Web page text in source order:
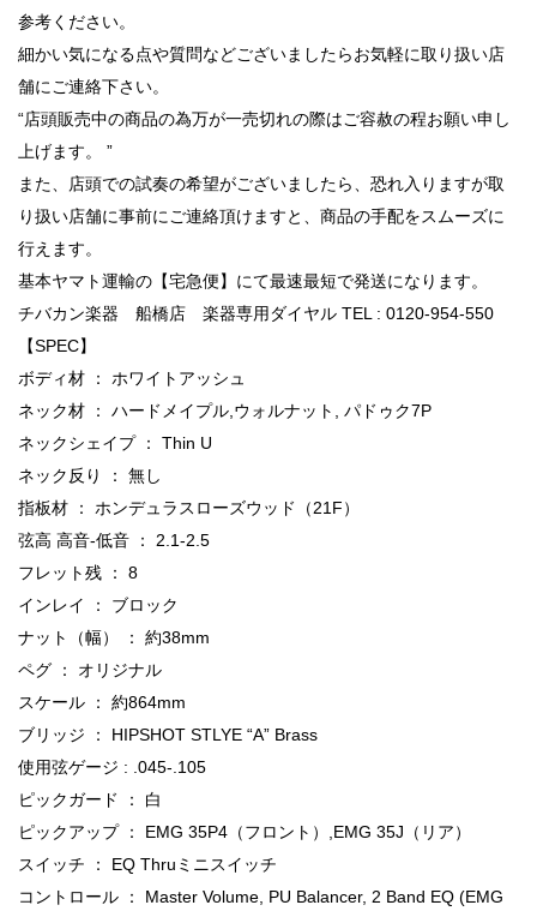
参考ください。
細かい気になる点や質問などございましたらお気軽に取り扱い店
舗にご連絡下さい。
“店頭販売中の商品の為万が一売切れの際はご容赦の程お願い申し
上げます。 ”
また、店頭での試奏の希望がございましたら、恐れ入りますが取
り扱い店舗に事前にご連絡頂けますと、商品の手配をスムーズに
行えます。
基本ヤマト運輸の【宅急便】にて最速最短で発送になります。
チバカン楽器 船橋店 楽器専用ダイヤル TEL : 0120-954-550
【SPEC】
ボディ材 ： ホワイトアッシュ
ネック材 ： ハードメイプル,ウォルナット, パドゥク7P
ネックシェイプ ： Thin U
ネック反り ： 無し
指板材 ： ホンデュラスローズウッド（21F）
弦高 高音-低音 ： 2.1-2.5
フレット残 ： 8
インレイ ： ブロック
ナット（幅） ： 約38mm
ペグ ： オリジナル
スケール ： 約864mm
ブリッジ ： HIPSHOT STLYE “A” Brass
使用弦ゲージ : .045-.105
ピックガード ： 白
ピックアップ ： EMG 35P4（フロント）,EMG 35J（リア）
スイッチ ： EQ Thruミニスイッチ
コントロール ： Master Volume, PU Balancer, 2 Band EQ (EMG